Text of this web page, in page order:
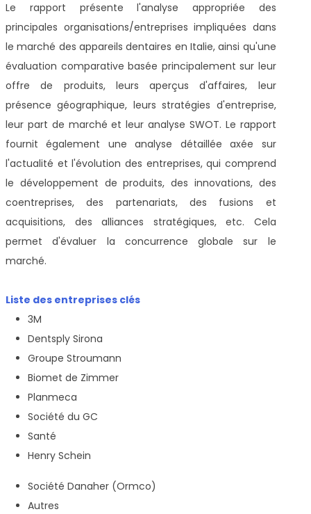
Le rapport présente l'analyse appropriée des
principales organisations/entreprises impliquées dans
le marché des appareils dentaires en Italie, ainsi qu'une
évaluation comparative basée principalement sur leur
offre de produits, leurs aperçus d'affaires, leur
présence géographique, leurs stratégies d'entreprise,
leur part de marché et leur analyse SWOT. Le rapport
fournit également une analyse détaillée axée sur
l'actualité et l'évolution des entreprises, qui comprend
le développement de produits, des innovations, des
coentreprises, des partenariats, des fusions et
acquisitions, des alliances stratégiques, etc. Cela
permet d'évaluer la concurrence globale sur le
marché.
Liste des entreprises clés
3M
Dentsply Sirona
Groupe Stroumann
Biomet de Zimmer
Planmeca
Société du GC
Santé
Henry Schein
Société Danaher (Ormco)
Autres